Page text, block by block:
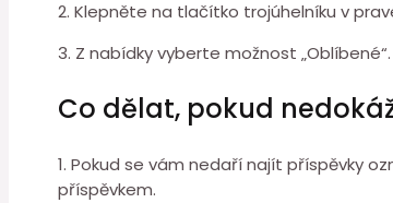
2. Klepněte na tlačítko trojúhelníku v
3. Z nabídky vyberte možnost
Co dělat, pokud
1. Pokud se vám nedaří najít příspěvky
příspěvkem.